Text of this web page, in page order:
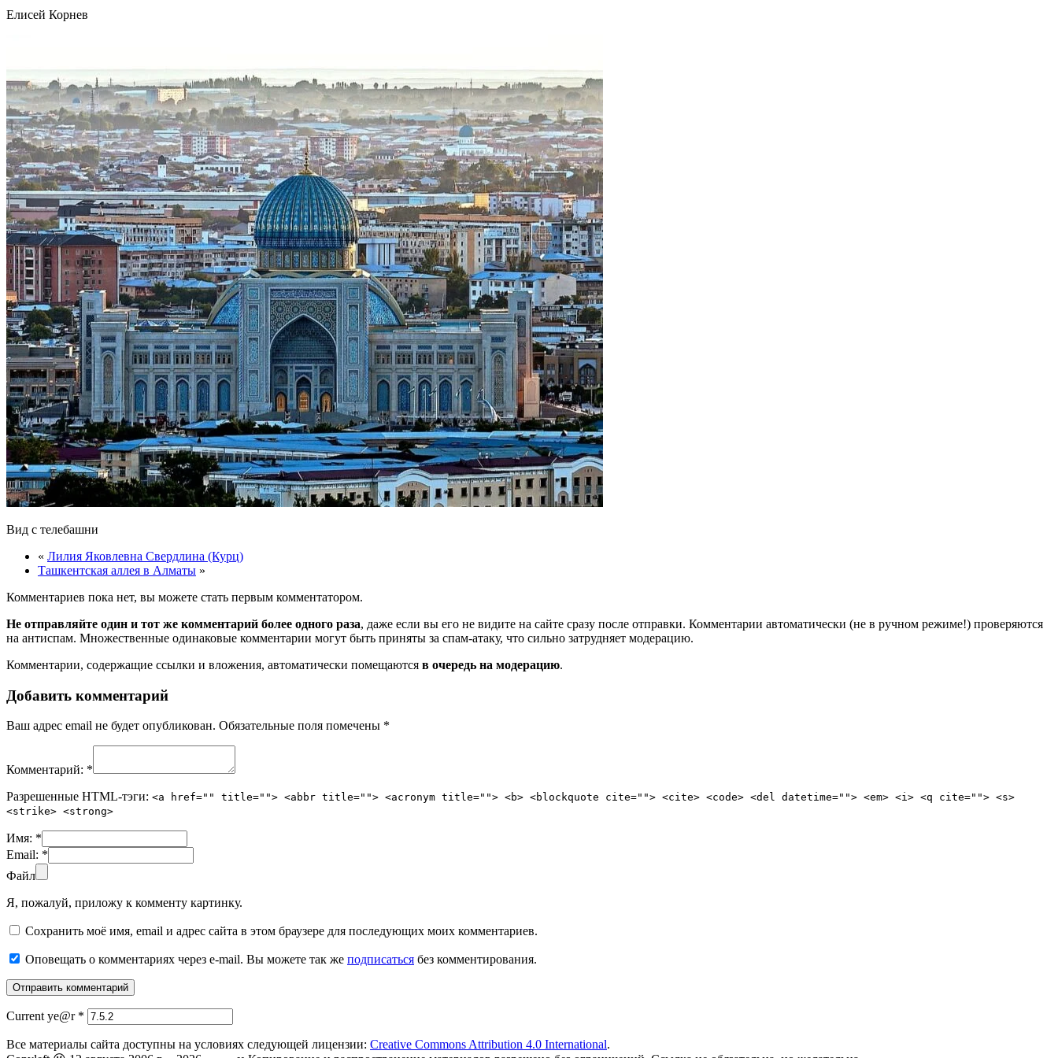
Елисей Корнев
Вид с телебашни
« Лилия Яковлевна Свердлина (Курц)
Ташкентская аллея в Алматы »
Комментариев пока нет, вы можете стать первым комментатором.
Не отправляйте один и тот же комментарий более одного раза, даже если вы его не видите на сайте сразу после отправки. Комментарии автоматически (не в ручном режиме!) проверяются
на антиспам. Множественные одинаковые комментарии могут быть приняты за спам-атаку, что сильно затрудняет модерацию.
Комментарии, содержащие ссылки и вложения, автоматически помещаются в очередь на модерацию.
Добавить комментарий
Ваш адрес email не будет опубликован. Обязательные поля помечены *
Комментарий: *
Разрешенные HTML-тэги: <a href="" title=""> <abbr title=""> <acronym title=""> <b> <blockquote cite=""> <cite> <code> <del datetime=""> <em> <i> <q cite=""> <s>
<strike> <strong>
Имя: *
Email: *
Файл
Я, пожалуй, приложу к комменту картинку.
Сохранить моё имя, email и адрес сайта в этом браузере для последующих моих комментариев.
Оповещать о комментариях через e-mail. Вы можете так же подписаться без комментирования.
Current ye@r *
Все материалы сайта доступны на условиях следующей лицензии: Creative Commons Attribution 4.0 International.